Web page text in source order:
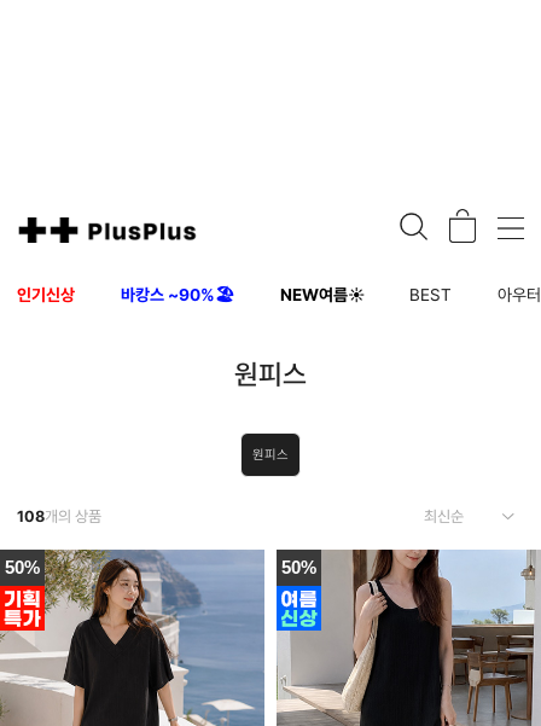
인기신상 바캉스 ~90%🏖️ NEW여름☀️ BEST 아우터
원피스
원피스
108개의 상품
50% 50%